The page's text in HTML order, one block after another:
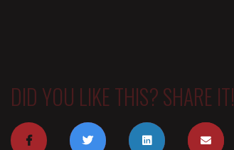
DID YOU LIKE THIS? SHARE IT!